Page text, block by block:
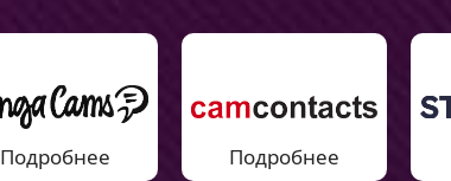
Подробнее Подробнее